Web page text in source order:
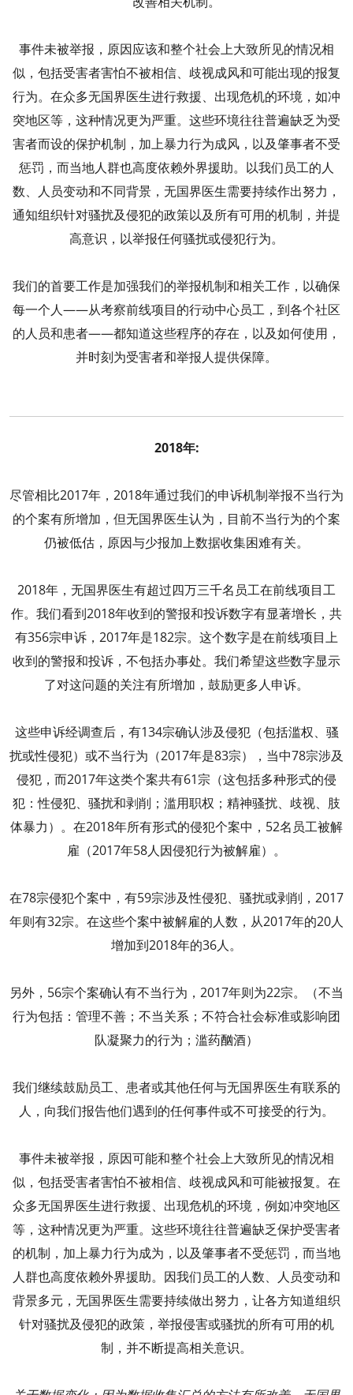
事件未被举报，原因应该和整个社会上大致所见的情况相
似，包括受害者害怕不被相信、歧视成风和可能出现的报复
行为。在众多无国界医生进行救援、出现危机的环境，如冲
突地区等，这种情况更为严重。这些环境往往普遍缺乏为受
害者而设的保护机制，加上暴力行为成风，以及肇事者不受
惩罚，而当地人群也高度依赖外界援助。以我们员工的人
数、人员变动和不同背景，无国界医生需要持续作出努力，
通知组织针对骚扰及侵犯的政策以及所有可用的机制，并提
高意识，以举报任何骚扰或侵犯行为。
我们的首要工作是加强我们的举报机制和相关工作，以确保
每一个人——从考察前线项目的行动中心员工，到各个社区
的人员和患者——都知道这些程序的存在，以及如何使用，
并时刻为受害者和举报人提供保障。
2018年:
尽管相比2017年，2018年通过我们的申诉机制举报不当行为
的个案有所增加，但无国界医生认为，目前不当行为的个案
仍被低估，原因与少报加上数据收集困难有关。
2018年，无国界医生有超过四万三千名员工在前线项目工
作。我们看到2018年收到的警报和投诉数字有显著增长，共
有356宗申诉，2017年是182宗。这个数字是在前线项目上
收到的警报和投诉，不包括办事处。我们希望这些数字显示
了对这问题的关注有所增加，鼓励更多人申诉。
这些申诉经调查后，有134宗确认涉及侵犯（包括滥权、骚
扰或性侵犯）或不当行为（2017年是83宗），当中78宗涉及
侵犯，而2017年这类个案共有61宗（这包括多种形式的侵
犯：性侵犯、骚扰和剥削；滥用职权；精神骚扰、歧视、肢
体暴力）。在2018年所有形式的侵犯个案中，52名员工被解
雇（2017年58人因侵犯行为被解雇）。
在78宗侵犯个案中，有59宗涉及性侵犯、骚扰或剥削，2017
年则有32宗。在这些个案中被解雇的人数，从2017年的20人
增加到2018年的36人。
另外，56宗个案确认有不当行为，2017年则为22宗。（不当
行为包括：管理不善；不当关系；不符合社会标准或影响团
队凝聚力的行为；滥药酗酒）
我们继续鼓励员工、患者或其他任何与无国界医生有联系的
人，向我们报告他们遇到的任何事件或不可接受的行为。
事件未被举报，原因可能和整个社会上大致所见的情况相
似，包括受害者害怕不被相信、歧视成风和可能被报复。在
众多无国界医生进行救援、出现危机的环境，例如冲突地区
等，这种情况更为严重。这些环境往往普遍缺乏保护受害者
的机制，加上暴力行为成为，以及肇事者不受惩罚，而当地
人群也高度依赖外界援助。因我们员工的人数、人员变动和
背景多元，无国界医生需要持续做出努力，让各方知道组织
针对骚扰及侵犯的政策，举报侵害或骚扰的所有可用的机
制，并不断提高相关意识。